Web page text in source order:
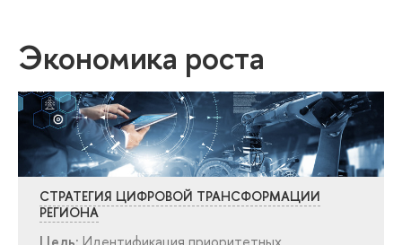
Экономика роста
СТРАТЕГИЯ ЦИФРОВОЙ ТРАНСФОРМАЦИИ
РЕГИОНА